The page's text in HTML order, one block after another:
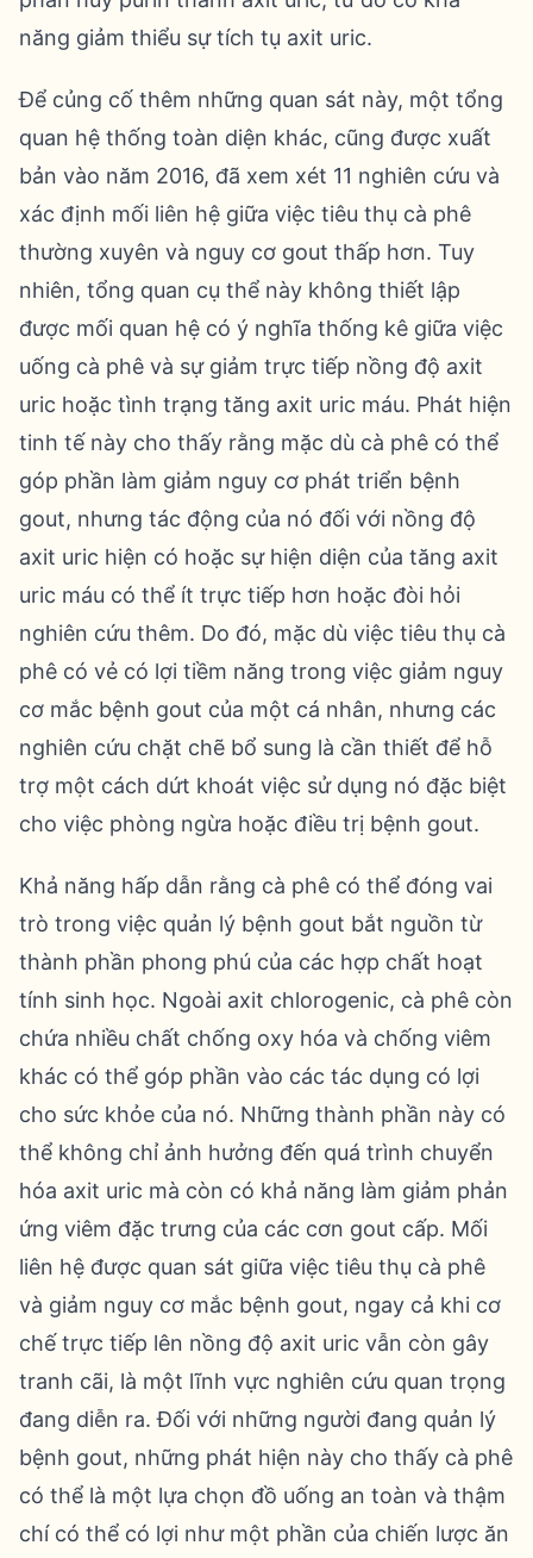
năng giảm thiểu sự tích tụ axit uric.
Để củng cố thêm những quan sát này, một tổng
quan hệ thống toàn diện khác, cũng được xuất
bản vào năm 2016, đã xem xét 11 nghiên cứu và
xác định mối liên hệ giữa việc tiêu thụ cà phê
thường xuyên và nguy cơ gout thấp hơn. Tuy
nhiên, tổng quan cụ thể này không thiết lập
được mối quan hệ có ý nghĩa thống kê giữa việc
uống cà phê và sự giảm trực tiếp nồng độ axit
uric hoặc tình trạng tăng axit uric máu. Phát hiện
tinh tế này cho thấy rằng mặc dù cà phê có thể
góp phần làm giảm nguy cơ phát triển bệnh
gout, nhưng tác động của nó đối với nồng độ
axit uric hiện có hoặc sự hiện diện của tăng axit
uric máu có thể ít trực tiếp hơn hoặc đòi hỏi
nghiên cứu thêm. Do đó, mặc dù việc tiêu thụ cà
phê có vẻ có lợi tiềm năng trong việc giảm nguy
cơ mắc bệnh gout của một cá nhân, nhưng các
nghiên cứu chặt chẽ bổ sung là cần thiết để hỗ
trợ một cách dứt khoát việc sử dụng nó đặc biệt
cho việc phòng ngừa hoặc điều trị bệnh gout.
Khả năng hấp dẫn rằng cà phê có thể đóng vai
trò trong việc quản lý bệnh gout bắt nguồn từ
thành phần phong phú của các hợp chất hoạt
tính sinh học. Ngoài axit chlorogenic, cà phê còn
chứa nhiều chất chống oxy hóa và chống viêm
khác có thể góp phần vào các tác dụng có lợi
cho sức khỏe của nó. Những thành phần này có
thể không chỉ ảnh hưởng đến quá trình chuyển
hóa axit uric mà còn có khả năng làm giảm phản
ứng viêm đặc trưng của các cơn gout cấp. Mối
liên hệ được quan sát giữa việc tiêu thụ cà phê
và giảm nguy cơ mắc bệnh gout, ngay cả khi cơ
chế trực tiếp lên nồng độ axit uric vẫn còn gây
tranh cãi, là một lĩnh vực nghiên cứu quan trọng
đang diễn ra. Đối với những người đang quản lý
bệnh gout, những phát hiện này cho thấy cà phê
có thể là một lựa chọn đồ uống an toàn và thậm
chí có thể có lợi như một phần của chiến lược ăn